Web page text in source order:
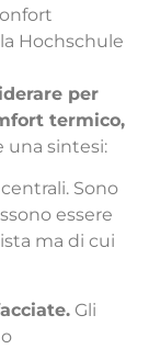
Hochschule
per
termico,
una sintesi:
Sono
essere
ma di cui
Gli